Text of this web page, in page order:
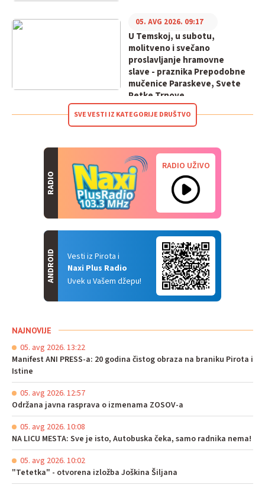
U Temskoj, u subotu,
molitveno i svečano
proslavljanje hramovne
slave - praznika Prepodobne
mučenice Paraskeve, Svete
Petke Trnove
05. AVG 2026. 09:17
SVE VESTI IZ KATEGORIJE DRUŠTVO
RADIO
RADIO UŽIVO
Vesti iz Pirota i
Naxi Plus Radio
Uvek u Vašem džepu!
ANDROID
NAJNOVIJE
05. avg 2026. 13:22
Manifest ANI PRESS-a: 20 godina čistog obraza na braniku Pirota i
Istine
05. avg 2026. 12:57
Održana javna rasprava o izmenama ZOSOV-a
05. avg 2026. 10:08
NA LICU MESTA: Sve je isto, Autobuska čeka, samo radnika nema!
05. avg 2026. 10:02
"Tetetka" - otvorena izložba Joškina Šiljana